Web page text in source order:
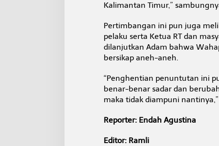
Kalimantan Timur,”
Pertimbangan ini pun juga
pelaku serta Ketua RT dan
dilanjutkan Adam bahwa
bersikap aneh-aneh.
“Penghentian penuntutan ini
benar-benar sadar dan
maka tidak diampuni
Reporter: Endah Agustina
Editor: Ramli